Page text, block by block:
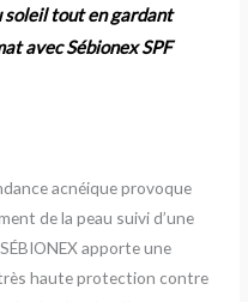
soleil tout en gardant
avec Sébionex SPF
acnéique provoque
de la peau suivi d’une
apporte une
haute protection contre